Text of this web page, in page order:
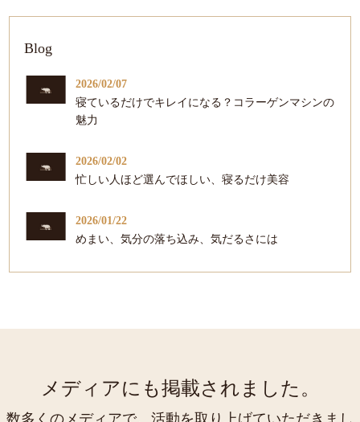
Blog
2026/02/07
寝ているだけでキレイになる？コラーゲンマシンの
魅力
2026/02/02
忙しい人ほど選んでほしい、寝るだけ美容
2026/01/22
めまい、気分の落ち込み、気だるさには
メディアにも掲載されました。
数多くのメディアで、活動を取り上げていただきまし